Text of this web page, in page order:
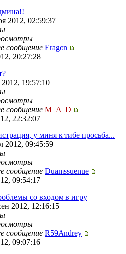
2012, 02:59:37
сообщение Eragon
20:27:28
19:57:10
сообщение M_A_D
22:32:07
у миня к тибе просьба...
2012, 09:45:59
сообщение Duamssuenue
09:54:17
со входом в игру
2012, 12:16:15
сообщение R59Andrey
09:07:16